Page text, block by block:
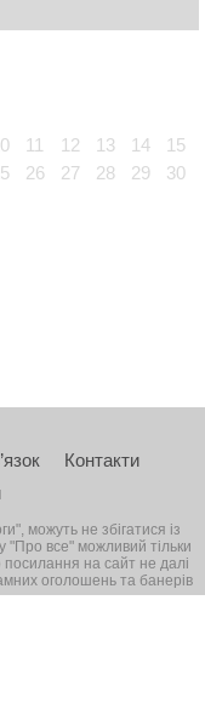
11 12 13 14
15
26 27 28 29
30
Контакти
можуть не збігатися із
"Про все" можливий тільки
посилання на сайт не далі
оголошень та банерів